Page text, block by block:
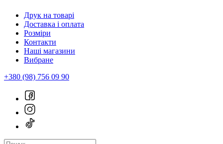
Друк на товарі
Доставка і оплата
Розміри
Контакти
Наші магазини
Вибране
+380 (98) 756 09 90